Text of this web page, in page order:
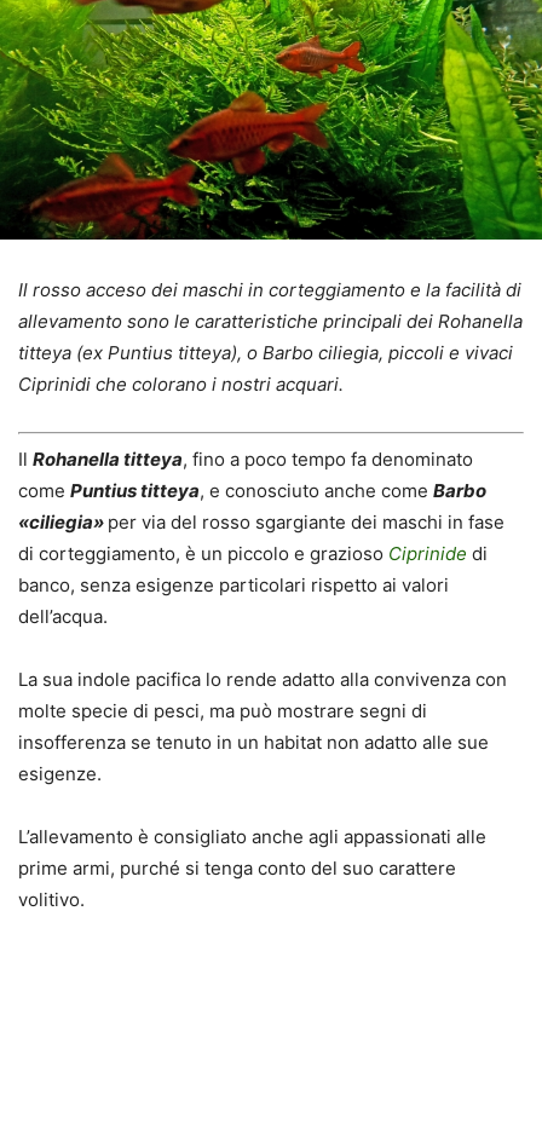
Il rosso acceso dei maschi in corteggiamento e la facilità di
allevamento sono le caratteristiche principali dei Rohanella
titteya (ex Puntius titteya), o Barbo ciliegia, piccoli e vivaci
Ciprinidi che colorano i nostri acquari.
Il Rohanella titteya, fino a poco tempo fa denominato
come Puntius titteya, e conosciuto anche come Barbo
«ciliegia» per via del rosso sgargiante dei maschi in fase
di corteggiamento, è un piccolo e grazioso Ciprinide di
banco, senza esigenze particolari rispetto ai valori
dell’acqua.
La sua indole pacifica lo rende adatto alla convivenza con
molte specie di pesci, ma può mostrare segni di
insofferenza se tenuto in un habitat non adatto alle sue
esigenze.
L’allevamento è consigliato anche agli appassionati alle
prime armi, purché si tenga conto del suo carattere
volitivo.